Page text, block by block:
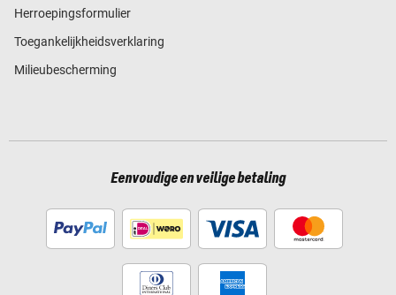
Herroepingsformulier
Toegankelijkheidsverklaring
Milieubescherming
Eenvoudige en veilige betaling